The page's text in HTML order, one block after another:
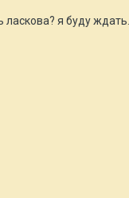
я буду ждать...